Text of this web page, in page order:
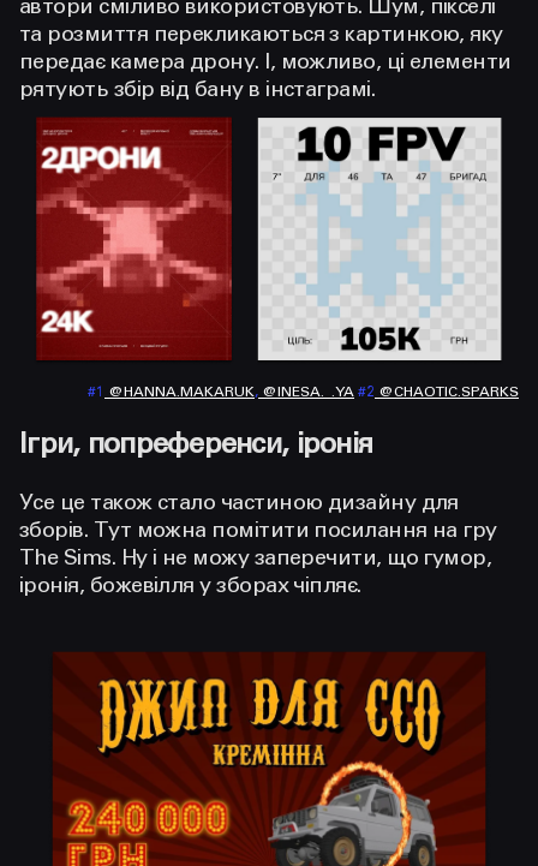
автори сміливо використовують. Шум, пікселі
та розмиття перекликаються з картинкою, яку
передає камера дрону. І, можливо, ці елементи
рятують збір від бану в інстаграмі.
#1 @HANNA.MAKARUK, @INESA._.YA #2 @CHAOTIC.SPARKS
Ігри, попреференси, іронія
Усе це також стало частиною дизайну для
зборів. Тут можна помітити посилання на гру
The Sims. Ну і не можу заперечити, що гумор,
іронія, божевілля у зборах чіпляє.